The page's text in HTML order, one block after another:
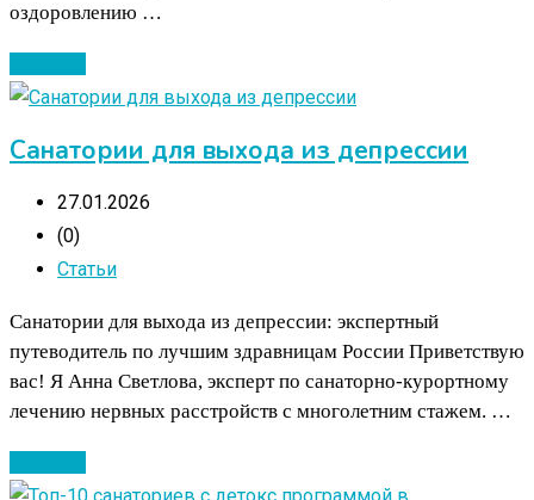
оздоровлению …
Санатории для выхода из депрессии
27.01.2026
(0)
Статьи
Санатории для выхода из депрессии: экспертный
путеводитель по лучшим здравницам России Приветствую
вас! Я Анна Светлова, эксперт по санаторно-курортному
лечению нервных расстройств с многолетним стажем. …